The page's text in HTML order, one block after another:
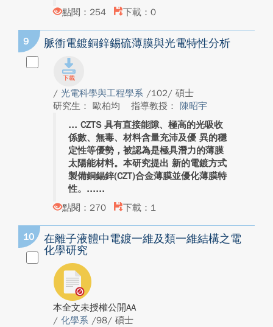
點閱：254
下載：0
9 脈衝電鍍銅鋅錫硫薄膜與光電特性分析
/ 光電科學與工程學系 /102/ 碩士
研究生： 歐柏均
指導教授： 陳昭宇
CZTS 具有直接能隙、極高的光吸收
係數、無毒、材料含量充沛及優 異的穩
定性等優勢，被認為是極具潛力的薄膜
太陽能材料。本研究提出 新的電鍍方式
製備銅錫鋅(CZT)合金薄膜並優化薄膜特
性。...
點閱：270
下載：1
10
在離子液體中電鍍一維及類一維結構之電
化學研究
本全文未授權公開AA
/ 化學系 /98/ 碩士